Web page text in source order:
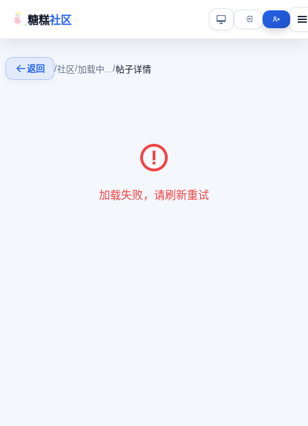
糖糕社区
返回 /社区/加载中.../帖子详情
加载失败，请刷新重试